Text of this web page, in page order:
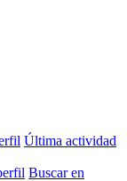
Última actividad
Buscar en